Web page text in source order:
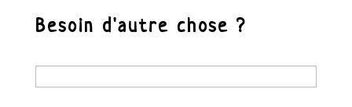
Besoin d'autre chose ?